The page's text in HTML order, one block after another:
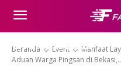
Beranda Event
Manfaat
Aduan Warga Pingsan di
Respons
Pingsan di
Dievakuasi